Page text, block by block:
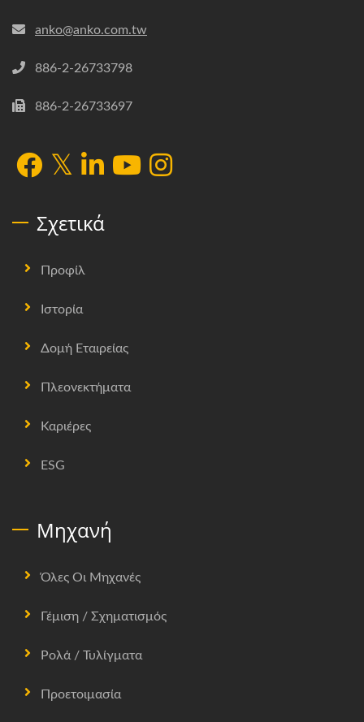
anko@anko.com.tw
886-2-26733798
886-2-26733697
Σχετικά
Προφίλ
Ιστορία
Δομή Εταιρείας
Πλεονεκτήματα
Καριέρες
ESG
Μηχανή
Όλες Οι Μηχανές
Γέμιση / Σχηματισμός
Ρολά / Τυλίγματα
Προετοιμασία